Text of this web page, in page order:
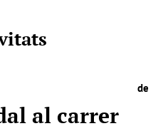
de
al carrer